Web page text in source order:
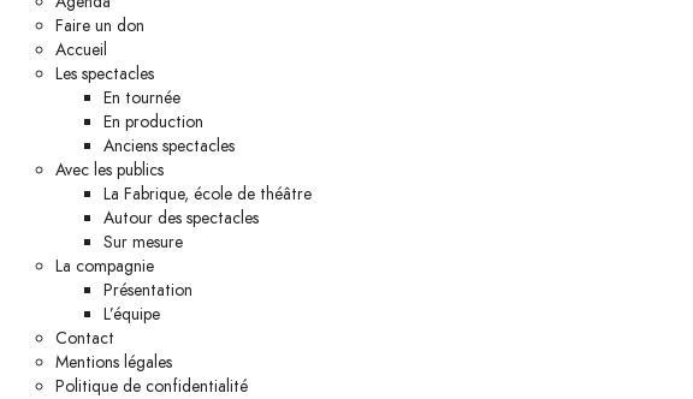
Faire un don
Accueil
Les spectacles
En tournée
En production
Anciens spectacles
Avec les publics
La Fabrique, école de théâtre
Autour des spectacles
Sur mesure
La compagnie
Présentation
L’équipe
Contact
Mentions légales
Politique de confidentialité